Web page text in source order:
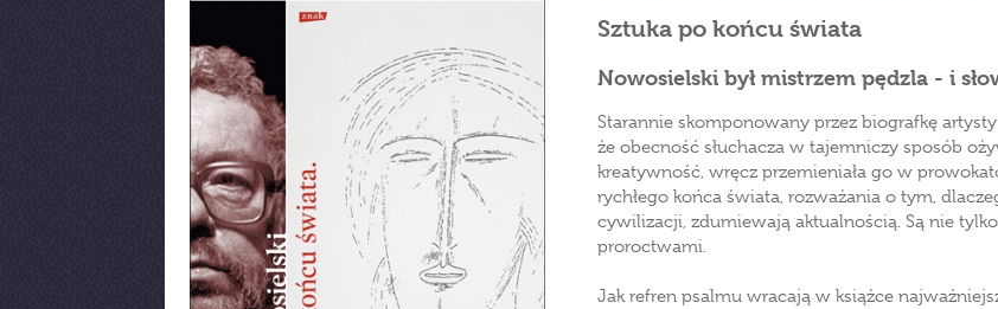
Sztuka po końcu świata
Nowosielski był mistrzem pędzla - i
Starannie skomponowany przez biografkę
że obecność słuchacza w tajemniczy sposób
kreatywność, wręcz przemieniała go w
rychłego końca świata, rozważania o tym,
cywilizacji, zdumiewają aktualnością. Są nie
proroctwami.
Jak refren psalmu wracają w książce